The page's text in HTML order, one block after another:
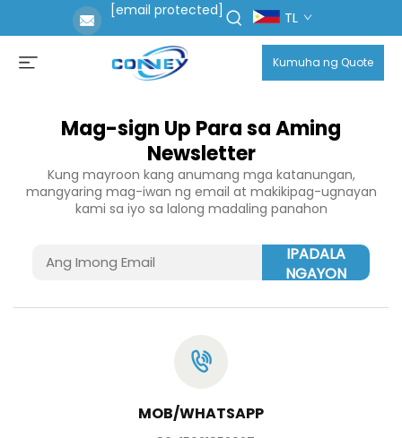
[email protected] TL
Kumuha ng Quote
Mag-sign Up Para sa Aming
Newsletter
Kung mayroon kang anumang mga katanungan,
mangyaring mag-iwan ng email at makikipag-ugnayan
kami sa iyo sa lalong madaling panahon
IPADALA
NGAYON
MOB/WHATSAPP